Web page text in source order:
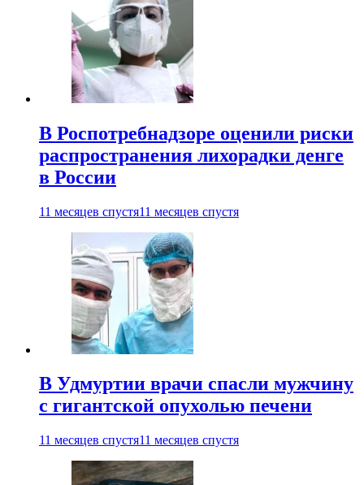
В Роспотребнадзоре оценили риски
распространения лихорадки денге
в России
11 месяцев спустя11 месяцев спустя
В Удмуртии врачи спасли мужчину
с гигантской опухолью печени
11 месяцев спустя11 месяцев спустя